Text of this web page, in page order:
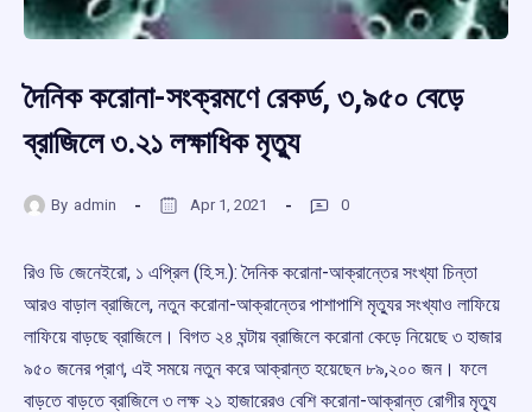
দৈনিক করোনা-সংক্রমণে রেকর্ড, ৩,৯৫০ বেড়ে
ব্রাজিলে ৩.২১ লক্ষাধিক মৃত্যু
By admin Apr 1, 2021 0
রিও ডি জেনেইরো, ১ এপ্রিল (হি.স.): দৈনিক করোনা-আক্রান্তের সংখ্যা চিন্তা
আরও বাড়াল ব্রাজিলে, নতুন করোনা-আক্রান্তের পাশাপাশি মৃত্যুর সংখ্যাও লাফিয়ে
লাফিয়ে বাড়ছে ব্রাজিলে। বিগত ২৪ ঘন্টায় ব্রাজিলে করোনা কেড়ে নিয়েছে ৩ হাজার
৯৫০ জনের প্রাণ, এই সময়ে নতুন করে আক্রান্ত হয়েছেন ৮৯,২০০ জন। ফলে
বাড়তে বাড়তে ব্রাজিলে ৩ লক্ষ ২১ হাজারেরও বেশি করোনা-আক্রান্ত রোগীর মৃত্যু